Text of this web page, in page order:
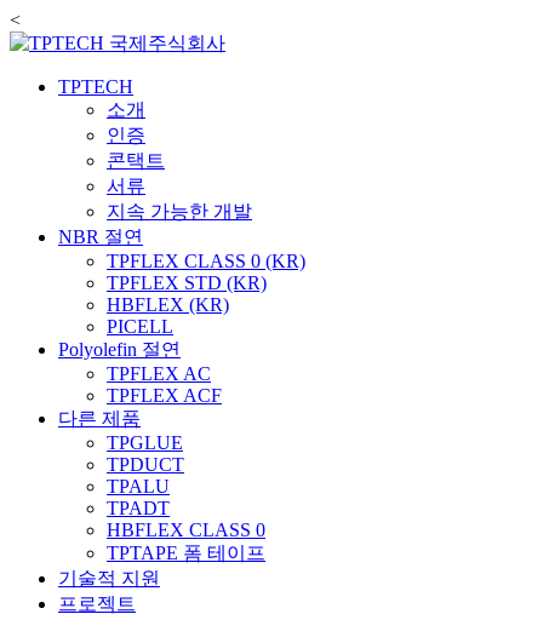
<
TPTECH
소개
인증
콘택트
서류
지속 가능한 개발
NBR 절연
TPFLEX CLASS 0 (KR)
TPFLEX STD (KR)
HBFLEX (KR)
PICELL
Polyolefin 절연
TPFLEX AC
TPFLEX ACF
다른 제품
TPGLUE
TPDUCT
TPALU
TPADT
HBFLEX CLASS 0
TPTAPE 폼 테이프
기술적 지원
프로젝트